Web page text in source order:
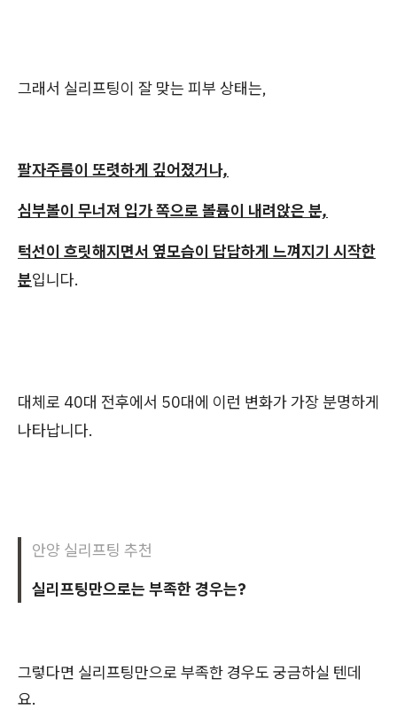
그래서 실리프팅이 잘 맞는 피부 상태는,
팔자주름이 또렷하게 깊어졌거나,
심부볼이 무너져 입가 쪽으로 볼륨이 내려앉은 분,
턱선이 흐릿해지면서 옆모습이 답답하게 느껴지기 시작한
분입니다.
대체로 40대 전후에서 50대에 이런 변화가 가장 분명하게
나타납니다.
안양 실리프팅 추천
실리프팅만으로는 부족한 경우는?
그렇다면 실리프팅만으로 부족한 경우도 궁금하실 텐데
요.